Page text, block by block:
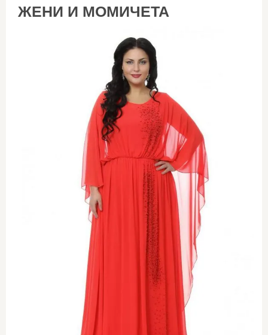
ЖЕНИ И МОМИЧЕТА